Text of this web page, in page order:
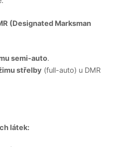
(Designated Marksman
semi-auto.
střelby (full-auto) u DMR
látek: